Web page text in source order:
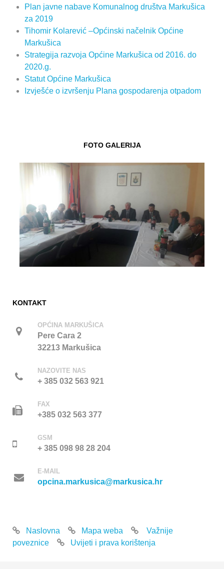
Plan javne nabave Komunalnog društva Markušica
za 2019
Tihomir Kolarević –Općinski načelnik Općine
Markušica
Strategija razvoja Općine Markušica od 2016. do
2020.g.
Statut Općine Markušica
Izvješće o izvršenju Plana gospodarenja otpadom
FOTO GALERIJA
KONTAKT
OPĆINA MARKUŠICA
Pere Cara 2
32213 Markušica
NAZOVITE NAS
+ 385 032 563 921
FAX
+385 032 563 377
GSM
+ 385 098 98 28 204
E-MAIL
opcina.markusica@markusica.hr
Naslovna Mapa weba
Važnije
poveznice
Uvijeti i prava korištenja